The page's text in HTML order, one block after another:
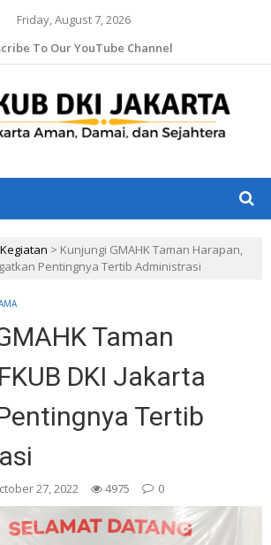
Friday, August 7, 2026
To Our YouTube Channel
> Kunjungi GMAHK Taman Harapan,
Pentingnya Tertib Administrasi
Taman
DKI Jakarta
Tertib
27, 2022 4975 0